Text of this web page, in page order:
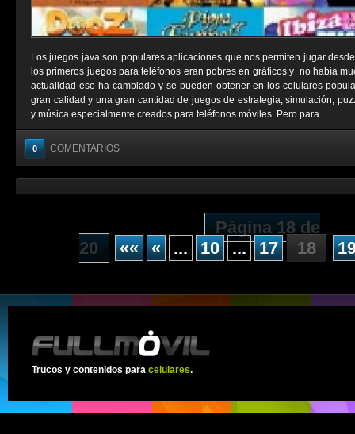
Los juegos java son populares aplicaciones que nos permiten jugar
los primeros juegos para teléfonos eran pobres en gráficos y no había
actualidad eso ha cambiado y se pueden obtener en los celulares
gran calidad y una gran cantidad de juegos de estrategia, simulación,
y música especialmente creados para teléfonos móviles. Pero para ...
0 COMENTARIOS
Página 18 de
20
«« « ... 10 ... 17 18
Trucos y contenidos para celulares.